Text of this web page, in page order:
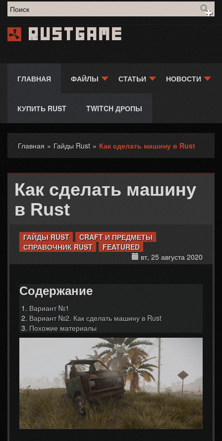
Форма поиска
Rustgame
ГЛАВНАЯ ФАЙЛЫ СТАТЬИ НОВОСТИ
КУПИТЬ RUST TWITCH ДРОПЫ
Вы здесь
Главная » Гайды Rust » Как сделать машину в Rust
Как сделать машину
в Rust
ГАЙДЫ RUST
CRAFT И ПРЕДМЕТЫ
СПРАВОЧНИК RUST
FEATURED
вт, 25 августа 2020
Содержание
Вариант №1
Вариант №2. Как сделать машину в Rust
Похожие материалы